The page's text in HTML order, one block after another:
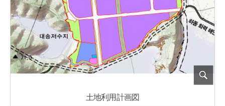
土地利用計画図